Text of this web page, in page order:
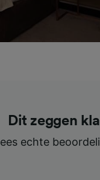
Dit zeggen
echte